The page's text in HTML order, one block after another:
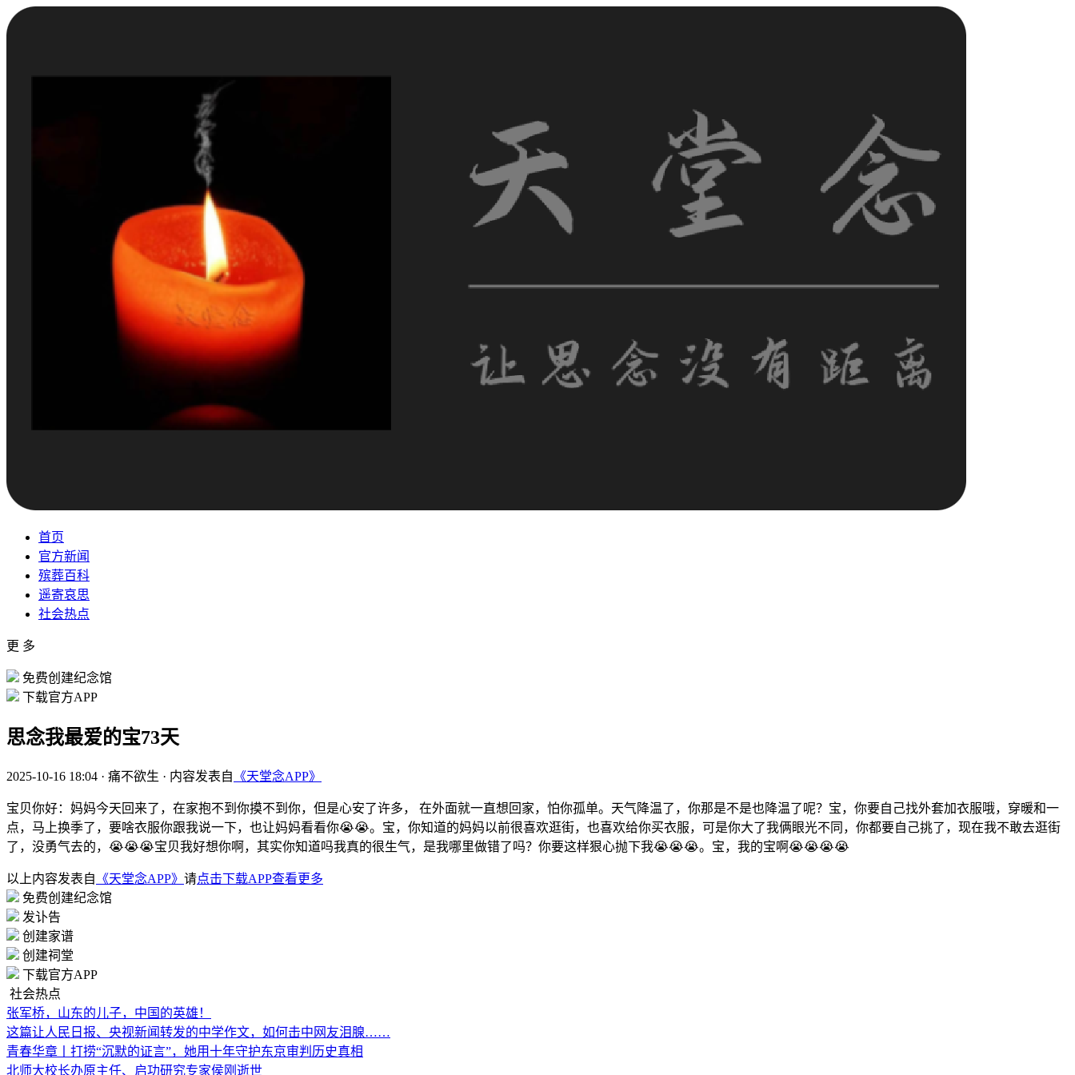
首页
官方新闻
殡葬百科
遥寄哀思
社会热点
更 多
免费创建纪念馆
下载官方APP
思念我最爱的宝73天
2025-10-16 18:04 · 痛不欲生 · 内容发表自 《天堂念APP》
宝贝你好：妈妈今天回来了，在家抱不到你摸不到你，但是心安了许多， 在外面就一直想回家，怕你孤单。天气降温了，你那是不是也降温了呢？宝，你要自己找外套加衣服哦，穿暖和一
点，马上换季了，要啥衣服你跟我说一下，也让妈妈看看你😭😭。宝，你知道的妈妈以前很喜欢逛街，也喜欢给你买衣服，可是你大了我俩眼光不同，你都要自己挑了，现在我不敢去逛街
了，没勇气去的，😭😭😭宝贝我好想你啊，其实你知道吗我真的很生气，是我哪里做错了吗？你要这样狠心抛下我😭😭😭。宝，我的宝啊😭😭😭😭
以上内容发表自 《天堂念APP》 请点击下载APP查看更多
免费创建纪念馆
发讣告
创建家谱
创建祠堂
下载官方APP
社会热点
张军桥，山东的儿子，中国的英雄！
这篇让人民日报、央视新闻转发的中学作文，如何击中网友泪腺……
青春华章丨打捞“沉默的证言”，她用十年守护东京审判历史真相
北师大校长办原主任、启功研究专家侯刚逝世